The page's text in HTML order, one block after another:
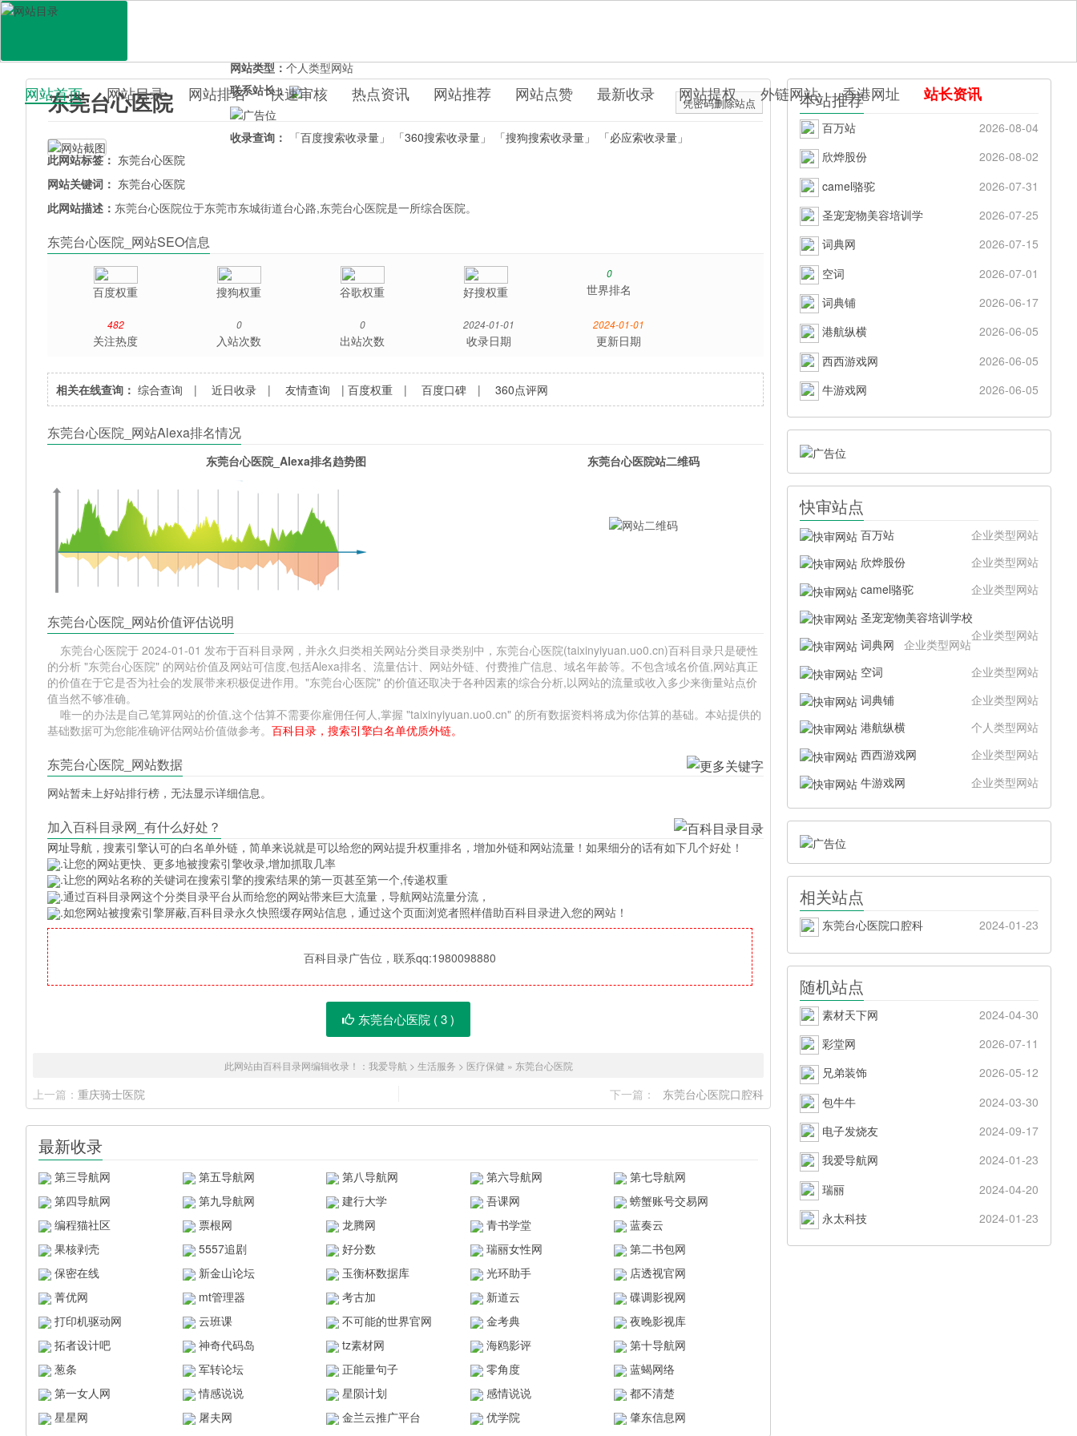
百科目录
网站首页 网站目录 网站排名 快速审核 热点资讯 网站推荐 网站点赞 最新收录 网站提权 外链网站 香港网址 站长资讯
东莞台心医院 凭密码删除站点
网站类型：个人类型网站
联系站长：
收录查询： 「百度搜索收录量」 「360搜索收录量」 「搜狗搜索收录量」
「必应索收录量」
此网站标签： 东莞台心医院
网站关键词： 东莞台心医院
此网站描述： 东莞台心医院位于东莞市东城街道台心路,东莞台心医院是一所综合医院。
东莞台心医院_网站SEO信息
百度权重 搜狗权重 谷歌权重 好搜权重
0
世界排名
482
关注热度
0
入站次数
0
出站次数
2024-01-01
收录日期
2024-01-01
更新日期
相关在线查询： 综合查询 |近日收录 |友情查询 |百度权重 |百度口碑 |360点评网
东莞台心医院_网站Alexa排名情况
东莞台心医院_Alexa排名趋势图 东莞台心医院站二维码
东莞台心医院_网站价值评估说明
东莞台心医院于 2024-01-01 发布于百科目录网，并永久归类相关网站分类目录类别中，东莞台心医院(taixinyiyuan.uo0.cn)百科目录只是硬性
的分析 "东莞台心医院" 的网站价值及网站可信度,包括Alexa排名、流量估计、网站外链、付费推广信息、域名年龄等。不包含域名价值,网站真正
的价值在于它是否为社会的发展带来积极促进作用。"东莞台心医院" 的价值还取决于各种因素的综合分析,以网站的流量或收入多少来衡量站点价
值当然不够准确。
唯一的办法是自己笔算网站的价值,这个估算不需要你雇佣任何人,掌握 "taixinyiyuan.uo0.cn" 的所有数据资料将成为你估算的基础。本站提供的
基础数据可为您能准确评估网站价值做参考。百科目录，搜索引擎白名单优质外链。
东莞台心医院_网站数据
网站暂未上好站排行榜，无法显示详细信息。
加入百科目录网_有什么好处？
网址导航 ，搜素引擎认可的白名单外链，简单来说就是可以给您的网站提升权重排名，增加外链和网站流量！如果细分的话有如下几个好处！
.让您的网站更快、更多地被搜索引擎收录,增加抓取几率
.让您的网站名称的关键词在搜索引擎的搜索结果的第一页甚至第一个,传递权重
.通过百科目录网这个分类目录平台从而给您的网站带来巨大流量，导航网站流量分流，
.如您网站被搜索引擎屏蔽,百科目录永久快照缓存网站信息，通过这个页面浏览者照样借助百科目录进入您的网站！
百科目录广告位，联系qq:1980098880
东莞台心医院 (3)
此网站由百科目录网编辑收录！： 我爱导航 > 生活服务 > 医疗保健 » 东莞台心医院
上一篇： 重庆骑士医院 下一篇： 东莞台心医院口腔科
最新收录
第三导航网 第五导航网 第八导航网 第六导航网
第七导航网
第四导航网
第九导航网 建行大学 吾课网
螃蟹账号交易网
编程猫社区
票根网 龙腾网 青书学堂
蓝奏云
果核剥壳
5557追剧 好分数 瑞丽女性网
第二书包网
保密在线
新金山论坛 玉衡杯数据库 光环助手
店透视官网
菁优网
mt管理器 考古加 新道云
碟调影视网
打印机驱动网
云班课 不可能的世界官网 金考典
夜晚影视库
拓者设计吧
神奇代码岛 tz素材网 海鸥影评
第十导航网
葱条
军转论坛 正能量句子 零角度
蓝蝎网络
第一女人网
情感说说 星陨计划 感情说说
都不清楚
星星网
屠夫网 金兰云推广平台 优学院 肇东信息网
本站推荐
百万站
2026-08-04
欣烨股份
2026-08-02
camel骆驼
2026-07-31
圣宠宠物美容培训学
2026-07-25
词典网
2026-07-15
空词
2026-07-01
词典铺
2026-06-17
港航纵横
2026-06-05
西西游戏网
2026-06-05
牛游戏网
2026-06-05
快审站点
百万站
企业类型网站
欣烨股份
企业类型网站
camel骆驼
企业类型网站
圣宠宠物美容培训学校
企业类型网站
词典网
企业类型网站
空词
企业类型网站
词典铺
企业类型网站
港航纵横
个人类型网站
西西游戏网
企业类型网站
牛游戏网
企业类型网站
相关站点
东莞台心医院口腔科 2024-01-23
随机站点
素材天下网
2024-04-30
彩堂网
2026-07-11
兄弟装饰
2026-05-12
包牛牛
2024-03-30
电子发烧友
2024-09-17
我爱导航网
2024-01-23
瑞丽
2024-04-20
永太科技
2024-01-23